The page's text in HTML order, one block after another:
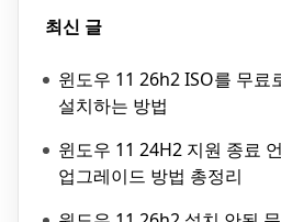
최신 글
윈도우 11 26h2 ISO를 무료
설치하는 방법
윈도우 11 24H2 지원 종료
업그레이드 방법 총정리